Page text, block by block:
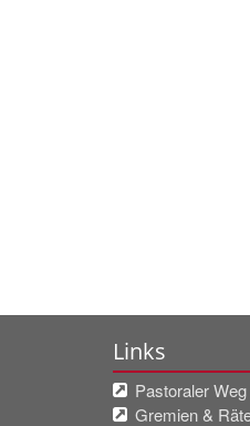
Links
Pastoraler Weg
Gremien &